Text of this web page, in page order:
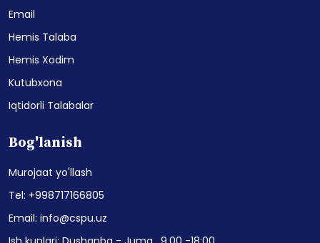
Email
Hemis Talaba
Hemis Xodim
Kutubxona
Iqtidorli Talabalar
Bog'lanish
Murojaat yo'llash
Tel: +998717166805
Email: info@cspu.uz